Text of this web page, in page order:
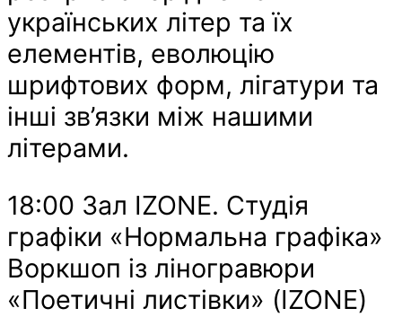
українських літер та їх
елементів, еволюцію
шрифтових форм, лігатури та
інші зв’язки між нашими
літерами.
18:00 Зал IZONE. Студія
графіки «Нормальна графіка»
Воркшоп із ліногравюри
«Поетичні листівки» (IZONE)